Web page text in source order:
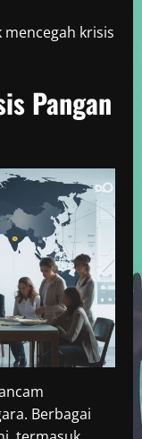
krisis
Pangan
Berbagai